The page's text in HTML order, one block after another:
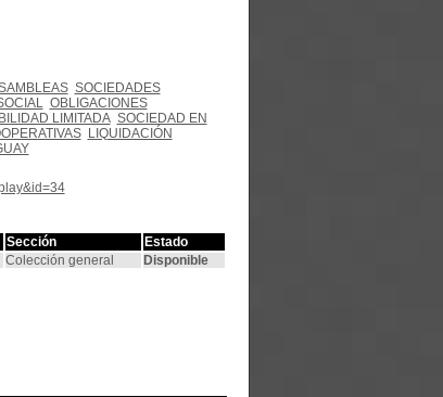
SOCIEDADES
OBLIGACIONES
LIMITADA SOCIEDAD EN
LIQUIDACIÓN
Sección
Estado
Colección general Disponible